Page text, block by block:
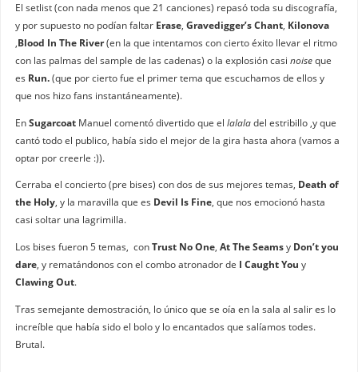
El setlist (con nada menos que 21 canciones) repasó toda su discografía,
y por supuesto no podían faltar Erase, Gravedigger’s Chant, Kilonova
Blood In The River(en la que intentamos con cierto éxito llevar el ritmo
con las palmas del sample de las cadenas) o la explosión casi noiseque
es Run.(que por cierto fue el primer tema que escuchamos de ellos y
que nos hizo fans instantáneamente).
EnSugarcoatManuel comentó divertido que el lalaladel estribillo ,y que
cantó todo el publico, había sido el mejor de la gira hasta ahora (vamos a
optar por creerle :)).
Cerraba el concierto (pre bises) con dos de sus mejores temas, Death of
the Holy, y la maravilla que es Devil Is Fine, que nos emocionó hasta
casi soltar una lagrimilla.
Los bises fueron 5 temas, conTrust No One, At The Seamsy Don’t you
dare, y rematándonos con el combo atronador de I Caught You y
Clawing Out.
Tras semejante demostración, lo único que se oía en la sala al salir es lo
increíble que había sido el bolo y lo encantados que salíamos todes.
Brutal.